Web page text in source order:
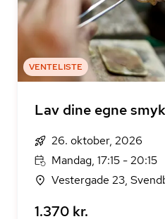
VENTELISTE
Lav dine egne
26. oktober, 2026
Mandag, 17:15 - 20:15
Vestergade 23,
1.370 kr.